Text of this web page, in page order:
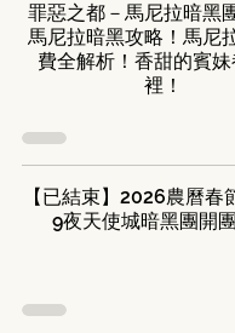
罪惡之都－馬尼拉暗黑
馬尼拉暗黑攻略！馬尼
費全解析！香甜的賓
裡！
【已結束】2026農曆春
9夜天使城暗黑團開團